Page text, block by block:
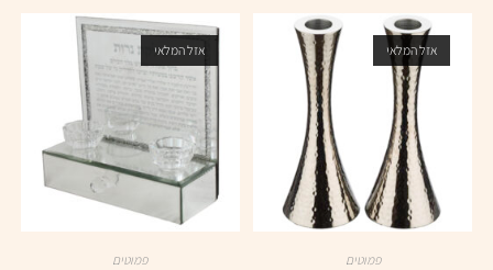
אזל המלאי
פמוטים
אזל המלאי
פמוטים